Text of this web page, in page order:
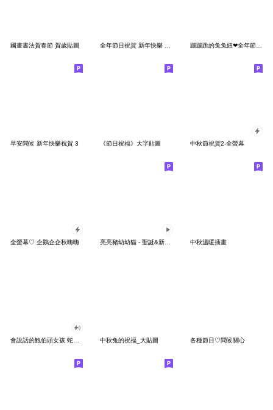
國畫書法賀春節 賀歲貼圖 蹦蹦跳的兔兔妞❤全年節慶祝福大貼圖
早安問候 新年快樂祝賀 3 《節日祝福》大字貼圖 中秋節祝賀2-全螢幕
全螢幕♡ 企鵝企企秋嗨嗨 中秋溫暖插畫
中秋兔的祝福_大貼圖 各種節日♡問候關心